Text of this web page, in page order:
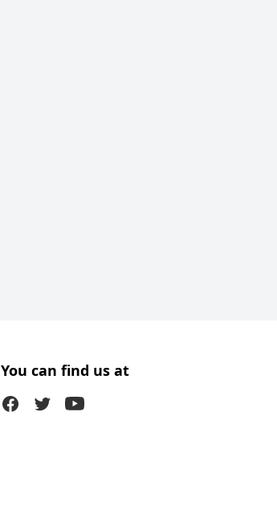
You can find us at
FacebookTwitter (X)Youtube